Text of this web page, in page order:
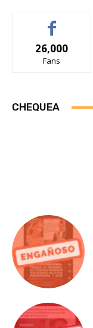
26,000
Fans
CHEQUEA